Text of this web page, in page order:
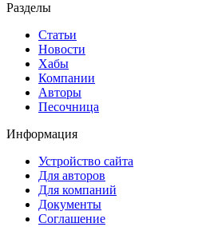
Разделы
Статьи
Новости
Хабы
Компании
Авторы
Песочница
Информация
Устройство сайта
Для авторов
Для компаний
Документы
Соглашение